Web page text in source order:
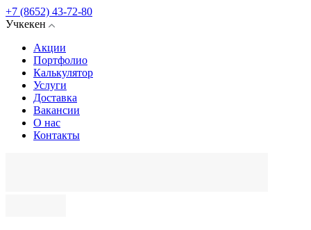
+7 (8652) 43-72-80
Учкекен
Акции
Портфолио
Калькулятор
Услуги
Доставка
Вакансии
О нас
Контакты